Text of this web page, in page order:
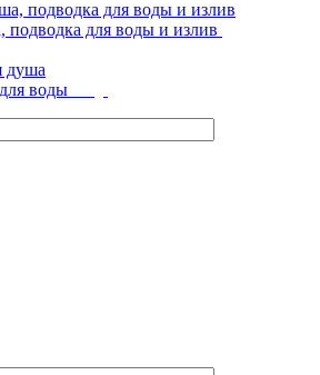
для воды и излив
душа
воды